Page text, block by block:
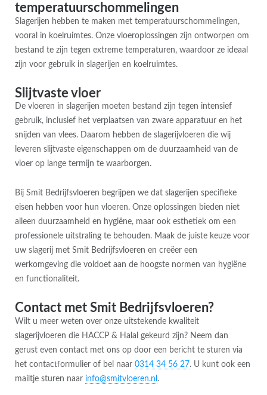
temperatuurschommelingen
Slagerijen hebben te maken met temperatuurschommelingen,
vooral in koelruimtes. Onze vloeroplossingen zijn ontworpen om
bestand te zijn tegen extreme temperaturen, waardoor ze ideaal
zijn voor gebruik in slagerijen en koelruimtes.
Slijtvaste vloer
De vloeren in slagerijen moeten bestand zijn tegen intensief
gebruik, inclusief het verplaatsen van zware apparatuur en het
snijden van vlees. Daarom hebben de slagerijvloeren die wij
leveren slijtvaste eigenschappen om de duurzaamheid van de
vloer op lange termijn te waarborgen.
Bij Smit Bedrijfsvloeren begrijpen we dat slagerijen specifieke
eisen hebben voor hun vloeren. Onze oplossingen bieden niet
alleen duurzaamheid en hygiëne, maar ook esthetiek om een
professionele uitstraling te behouden. Maak de juiste keuze voor
uw slagerij met Smit Bedrijfsvloeren en creëer een
werkomgeving die voldoet aan de hoogste normen van hygiëne
en functionaliteit.
Contact met Smit Bedrijfsvloeren?
Wilt u meer weten over onze uitstekende kwaliteit
slagerijvloeren die HACCP & Halal gekeurd zijn? Neem dan
gerust even contact met ons op door een bericht te sturen via
het contactformulier of bel naar 0314 34 56 27. U kunt ook een
mailtje sturen naar info@smitvloeren.nl .